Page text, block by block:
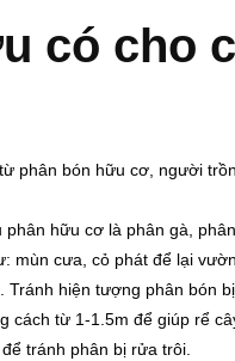
có cho
phân bón hữu cơ, người
hữu cơ là phân gà,
mùn cưa, cỏ phát để lại
hiện tượng phân bón
cách từ 1-1.5m để giúp rể
tránh phân bị rửa trôi.